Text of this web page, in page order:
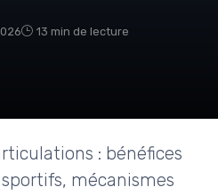
13 min de lecture
: bénéfices
mécanismes